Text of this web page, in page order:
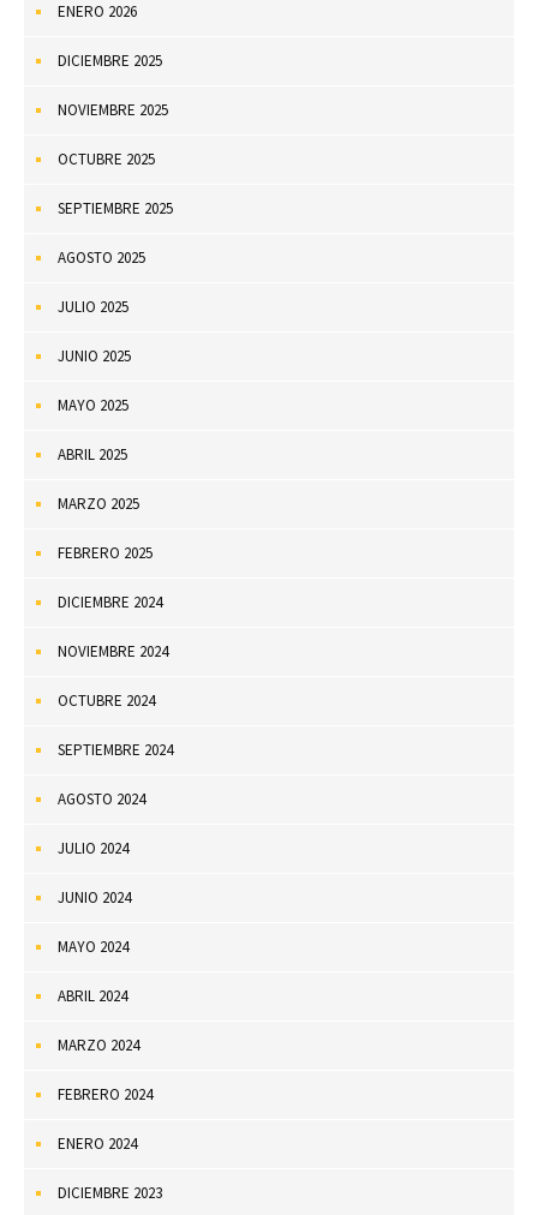
ENERO 2026
DICIEMBRE 2025
NOVIEMBRE 2025
OCTUBRE 2025
SEPTIEMBRE 2025
AGOSTO 2025
JULIO 2025
JUNIO 2025
MAYO 2025
ABRIL 2025
MARZO 2025
FEBRERO 2025
DICIEMBRE 2024
NOVIEMBRE 2024
OCTUBRE 2024
SEPTIEMBRE 2024
AGOSTO 2024
JULIO 2024
JUNIO 2024
MAYO 2024
ABRIL 2024
MARZO 2024
FEBRERO 2024
ENERO 2024
DICIEMBRE 2023